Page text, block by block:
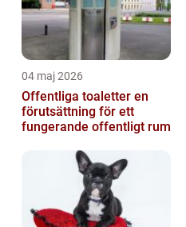
04 maj 2026
Offentliga toaletter en
förutsättning för ett
fungerande offentligt rum